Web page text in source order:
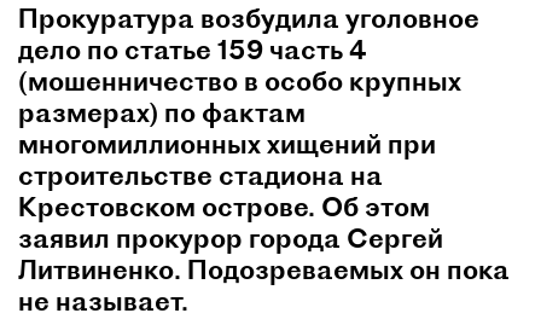
Прокуратура возбудила уголовное
дело по статье 159 часть 4
(мошенничество в особо крупных
размерах) по фактам
многомиллионных хищений при
строительстве стадиона на
Крестовском острове. Об этом
заявил прокурор города Сергей
Литвиненко. Подозреваемых он пока
не называет.